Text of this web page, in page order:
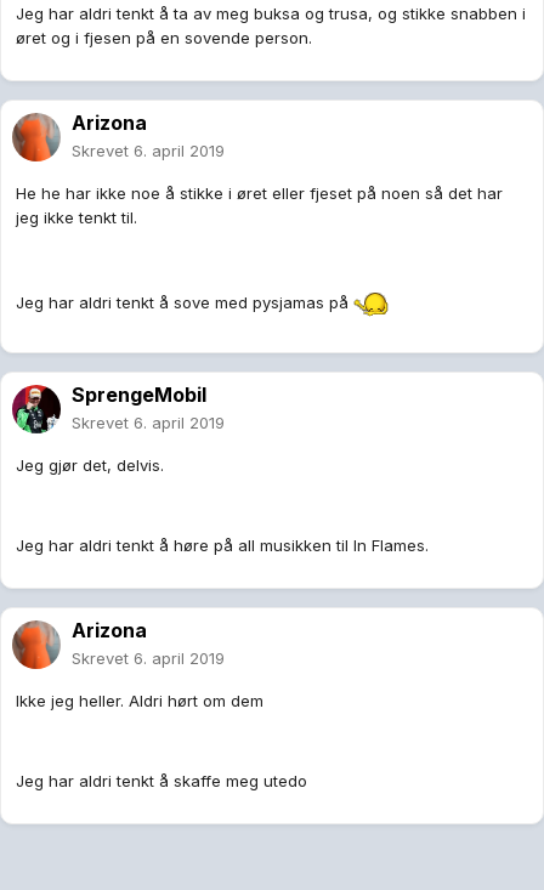
Jeg har aldri tenkt å ta av meg buksa og trusa, og stikke snabben i
øret og i fjesen på en sovende person.
Arizona
Skrevet 6. april 2019
He he har ikke noe å stikke i øret eller fjeset på noen så det har
jeg ikke tenkt til.
Jeg har aldri tenkt å sove med pysjamas på
SprengeMobil
Skrevet 6. april 2019
Jeg gjør det, delvis.
Jeg har aldri tenkt å høre på all musikken til In Flames.
Arizona
Skrevet 6. april 2019
Ikke jeg heller. Aldri hørt om dem
Jeg har aldri tenkt å skaffe meg utedo